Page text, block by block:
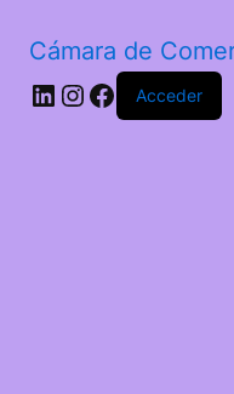
Cámara de
Acceder